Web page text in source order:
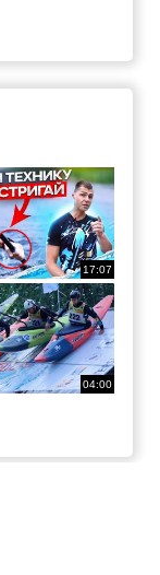
17:07
04:00